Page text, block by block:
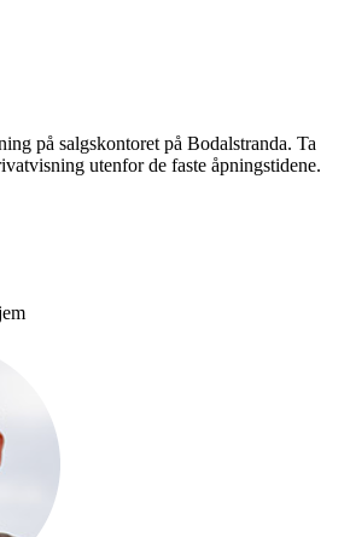
på salgskontoret på Bodalstranda. Ta
utenfor de faste åpningstidene.